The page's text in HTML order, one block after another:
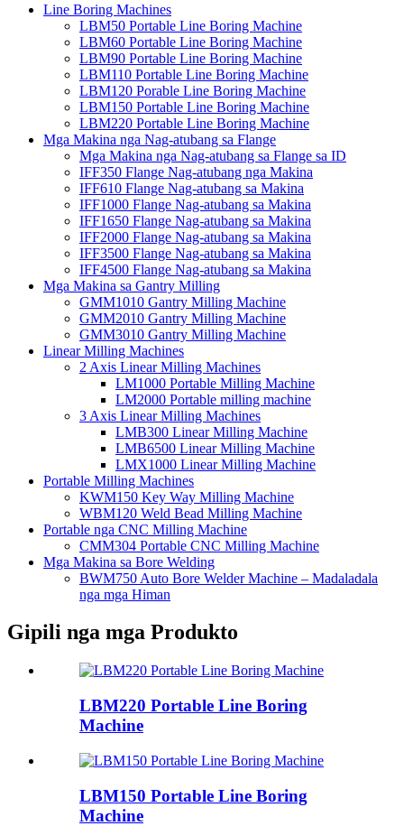
Line Boring Machines
LBM50 Portable Line Boring Machine
LBM60 Portable Line Boring Machine
LBM90 Portable Line Boring Machine
LBM110 Portable Line Boring Machine
LBM120 Porable Line Boring Machine
LBM150 Portable Line Boring Machine
LBM220 Portable Line Boring Machine
Mga Makina nga Nag-atubang sa Flange
Mga Makina nga Nag-atubang sa Flange sa ID
IFF350 Flange Nag-atubang nga Makina
IFF610 Flange Nag-atubang sa Makina
IFF1000 Flange Nag-atubang sa Makina
IFF1650 Flange Nag-atubang sa Makina
IFF2000 Flange Nag-atubang sa Makina
IFF3500 Flange Nag-atubang sa Makina
IFF4500 Flange Nag-atubang sa Makina
Mga Makina sa Gantry Milling
GMM1010 Gantry Milling Machine
GMM2010 Gantry Milling Machine
GMM3010 Gantry Milling Machine
Linear Milling Machines
2 Axis Linear Milling Machines
LM1000 Portable Milling Machine
LM2000 Portable milling machine
3 Axis Linear Milling Machines
LMB300 Linear Milling Machine
LMB6500 Linear Milling Machine
LMX1000 Linear Milling Machine
Portable Milling Machines
KWM150 Key Way Milling Machine
WBM120 Weld Bead Milling Machine
Portable nga CNC Milling Machine
CMM304 Portable CNC Milling Machine
Mga Makina sa Bore Welding
BWM750 Auto Bore Welder Machine – Madaladala
nga mga Himan
Gipili nga mga Produkto
LBM220 Portable Line Boring
Machine
LBM150 Portable Line Boring
Machine